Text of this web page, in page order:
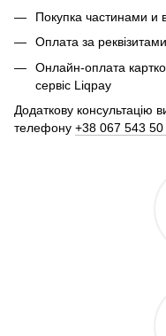
Покупка частинами и
Оплата за реквізитами
Онлайн-оплата
сервіс Liqpay
Додаткову консультацію
телефону +38 067 543 50